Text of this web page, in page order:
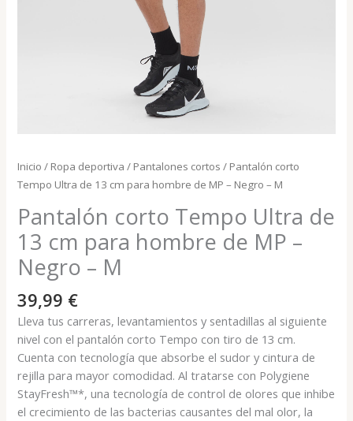
Inicio / Ropa deportiva / Pantalones cortos / Pantalón corto
Tempo Ultra de 13 cm para hombre de MP – Negro – M
Pantalón corto Tempo Ultra de
13 cm para hombre de MP –
Negro – M
39,99 €
Lleva tus carreras, levantamientos y sentadillas al siguiente
nivel con el pantalón corto Tempo con tiro de 13 cm.
Cuenta con tecnología que absorbe el sudor y cintura de
rejilla para mayor comodidad. Al tratarse con Polygiene
StayFresh™*, una tecnología de control de olores que inhibe
el crecimiento de las bacterias causantes del mal olor, la